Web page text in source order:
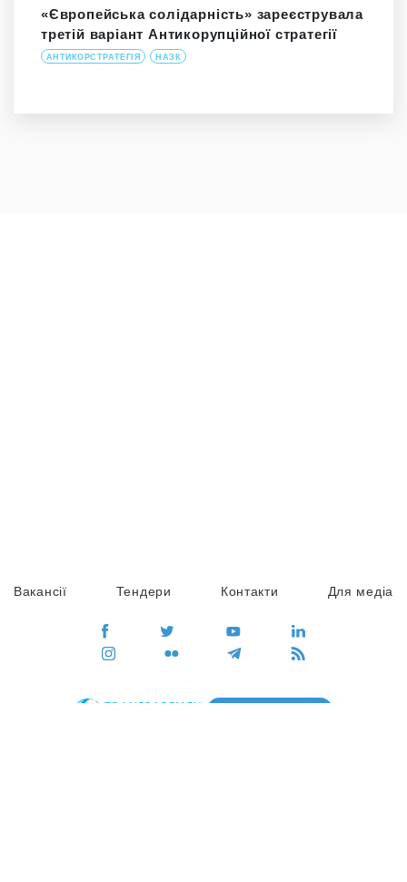
«Європейська солідарність» зареєструвала
третій варіант Антикорупційної стратегії
АНТИКОРСТРАТЕГІЯ НАЗК
Вакансії Тендери Контакти Для медіа